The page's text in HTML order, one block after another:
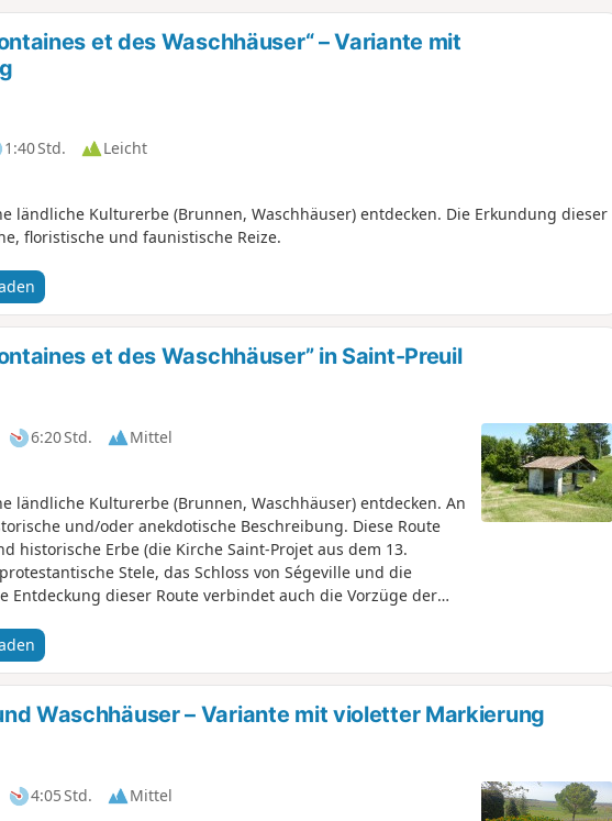
et des Waschhäuser“ – Variante mit
1:40 Std.
Leicht
ländliche Kulturerbe (Brunnen, Waschhäuser) entdecken. Die Erkundung dieser
floristische und faunistische Reize.
et des Waschhäuser” in Saint-Preuil
6:20 Std.
Mittel
ländliche Kulturerbe (Brunnen, Waschhäuser) entdecken. An
und/oder anekdotische Beschreibung. Diese Route
historische Erbe (die Kirche Saint-Projet aus dem 13.
Stele, das Schloss von Ségeville und die
Entdeckung dieser Route verbindet auch die Vorzüge der
Waschhäuser – Variante mit violetter Markierung
4:05 Std.
Mittel